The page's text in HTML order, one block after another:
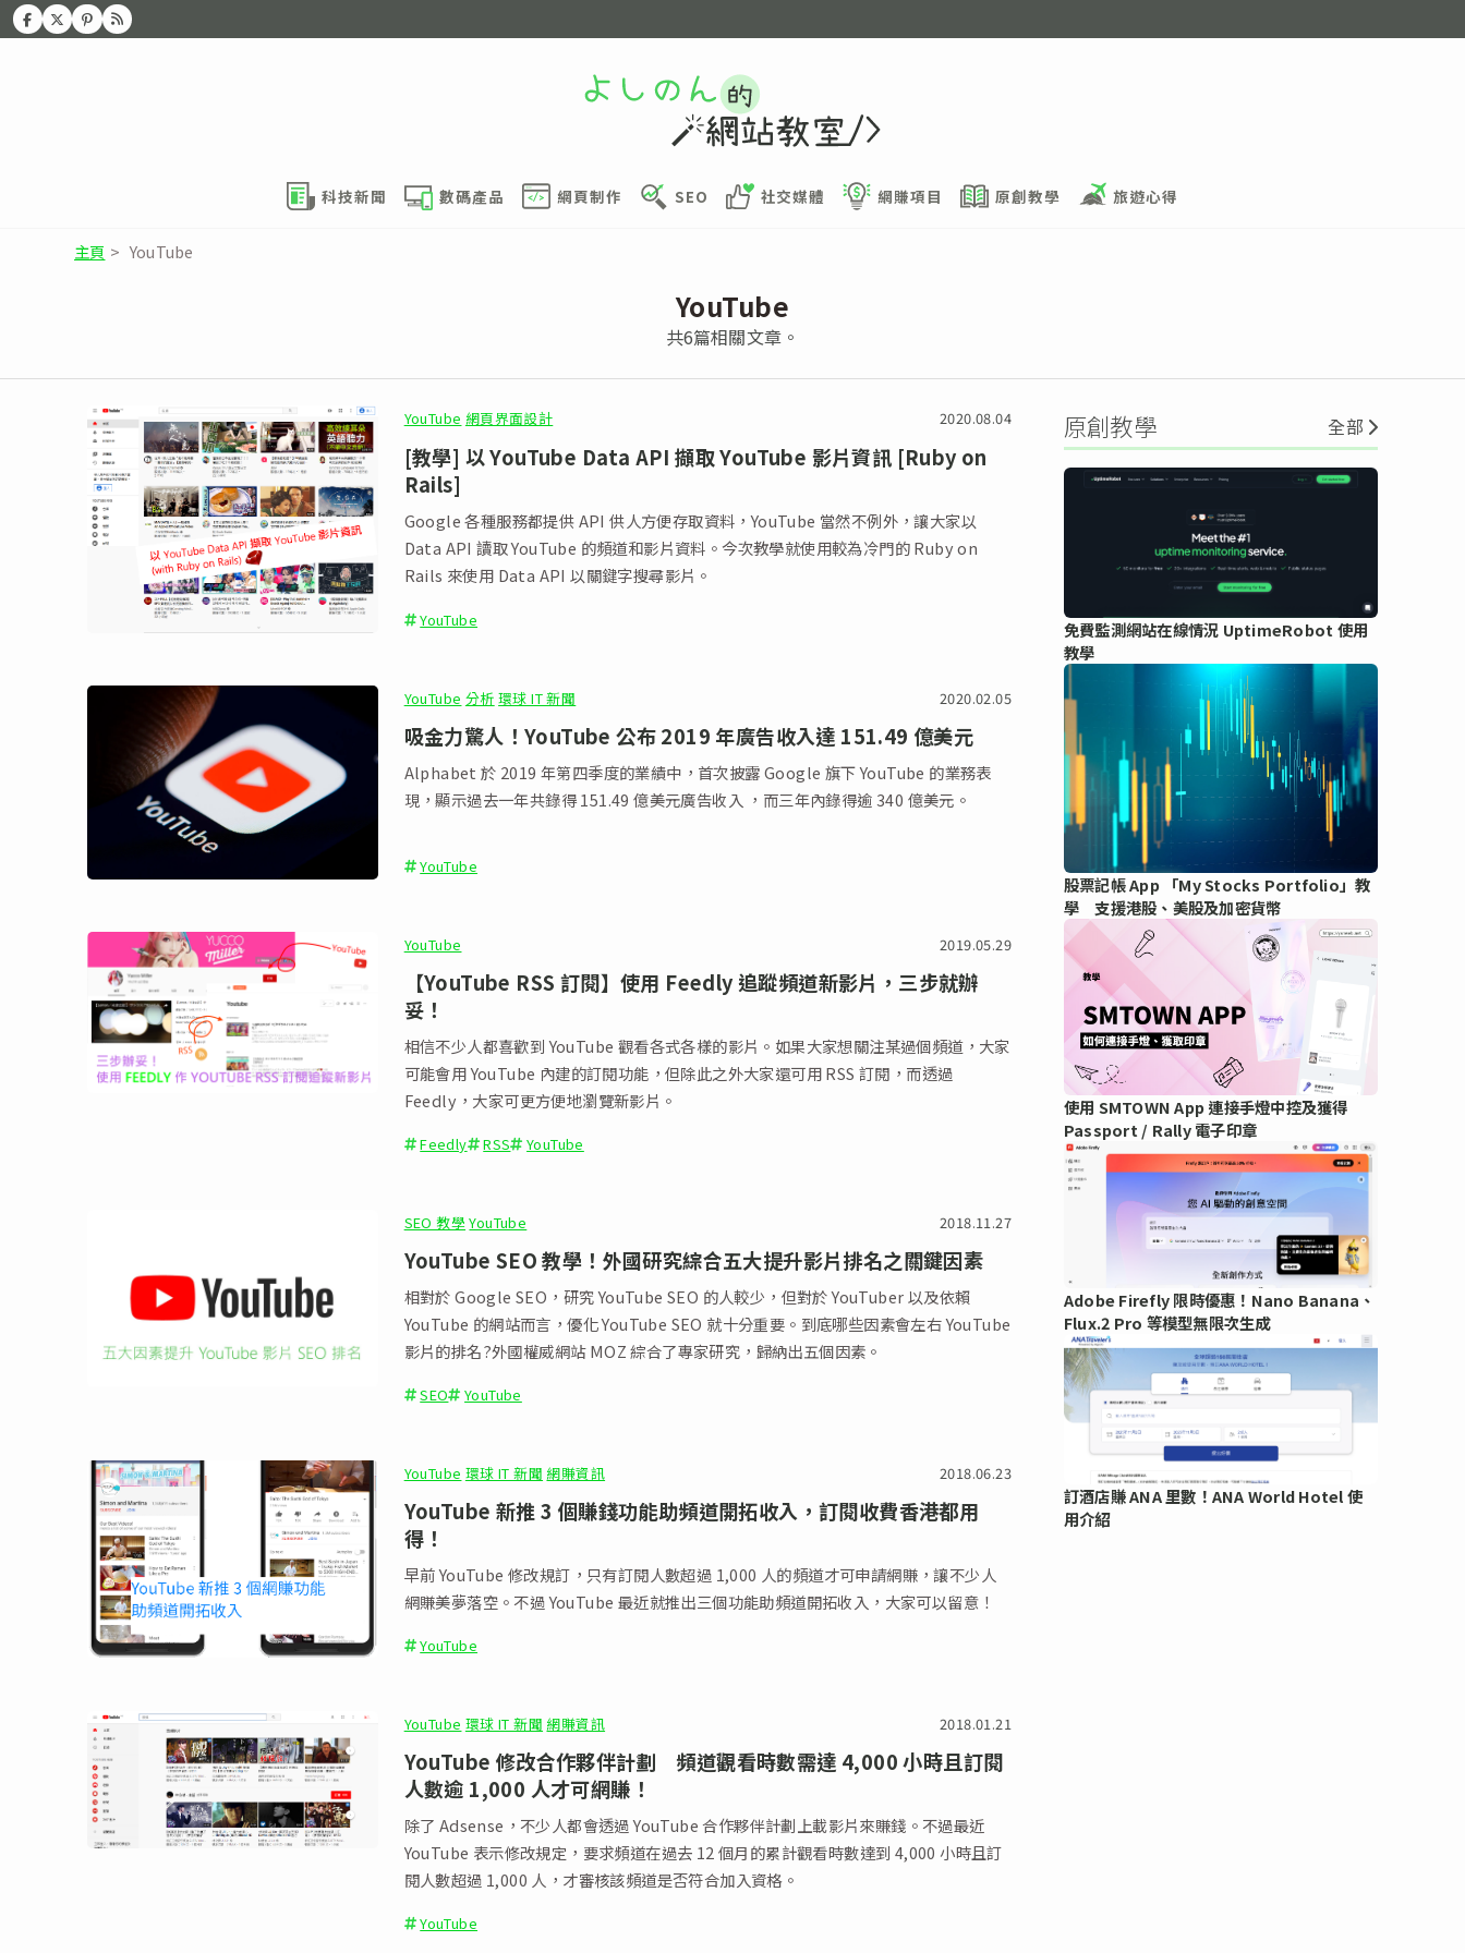
科技新聞 數碼產品 網頁制作 SEO 社交媒體 網賺項目 原創教學 旅遊心得
主頁 > YouTube
YouTube
共6篇相關文章。
YouTube 網頁界面設計 2020.08.04
[教學] 以 YouTube Data API 擷取 YouTube 影片資訊 [Ruby on
Rails]
Google 各種服務都提供 API 供人方便存取資料，YouTube 當然不例外，讓大家以
Data API 讀取 YouTube 的頻道和影片資料。今次教學就使用較為冷門的 Ruby on
Rails 來使用 Data API 以關鍵字搜尋影片。
YouTube
YouTube 分析 環球 IT 新聞 2020.02.05
吸金力驚人！YouTube 公布 2019 年廣告收入達 151.49 億美元
Alphabet 於 2019 年第四季度的業績中，首次披露 Google 旗下 YouTube 的業務表
現，顯示過去一年共錄得 151.49 億美元廣告收入 ，而三年內錄得逾 340 億美元。
YouTube
YouTube 2019.05.29
【YouTube RSS 訂閱】使用 Feedly 追蹤頻道新影片，三步就辦
妥！
相信不少人都喜歡到 YouTube 觀看各式各樣的影片。如果大家想關注某過個頻道，大家
可能會用 YouTube 內建的訂閱功能，但除此之外大家還可用 RSS 訂閱，而透過
Feedly，大家可更方便地瀏覽新影片。
Feedly RSS YouTube
SEO 教學YouTube 2018.11.27
YouTube SEO 教學！外國研究綜合五大提升影片排名之關鍵因素
相對於 Google SEO，研究 YouTube SEO 的人較少，但對於 YouTuber 以及依賴
YouTube 的網站而言，優化 YouTube SEO 就十分重要。到底哪些因素會左右 YouTube
影片的排名?外國權威網站 MOZ 綜合了專家研究，歸納出五個因素。
SEO YouTube
YouTube 環球 IT 新聞 網賺資訊 2018.06.23
YouTube 新推 3 個賺錢功能助頻道開拓收入，訂閱收費香港都用
得！
早前 YouTube 修改規訂，只有訂閱人數超過 1,000 人的頻道才可申請網賺，讓不少人
網賺美夢落空。不過 YouTube 最近就推出三個功能助頻道開拓收入，大家可以留意！
YouTube
YouTube 環球 IT 新聞 網賺資訊 2018.01.21
YouTube 修改合作夥伴計劃 頻道觀看時數需達 4,000 小時且訂閱
人數逾 1,000 人才可網賺！
除了 Adsense，不少人都會透過 YouTube 合作夥伴計劃上載影片來賺錢。不過最近
YouTube 表示修改規定，要求頻道在過去 12 個月的累計觀看時數達到 4,000 小時且訂
閱人數超過 1,000 人，才審核該頻道是否符合加入資格。
YouTube
原創教學 全部
免費監測網站在線情況 UptimeRobot 使用
教學
股票記帳 App 「My Stocks Portfolio」教
學 支援港股、美股及加密貨幣
使用 SMTOWN App 連接手燈中控及獲得
Passport / Rally 電子印章
Adobe Firefly 限時優惠！Nano Banana、
Flux.2 Pro 等模型無限次生成
訂酒店賺 ANA 里數！ANA World Hotel 使
用介紹